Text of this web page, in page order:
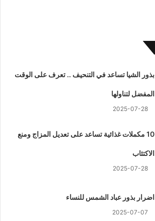
بذور الشيا تساعد في التنحيف .. تعرف على الوقت
المفضل لتناولها
2025-07-28
10 مكملات غذائية تساعد على تعديل المزاج ومنع
الاكتئاب
2025-07-28
اضرار بذور عباد الشمس للنساء
2025-07-07